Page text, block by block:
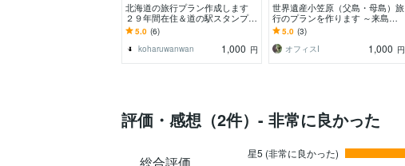
北海道の旅行プラン作成します
２９年間在住＆道の駅スタンプ完
全制覇の私に任せてください
5.0 (6)
koharuwanwan
1,000 円
世界遺産小笠原（父島・母島）旅
行のプランを作ります ～来島回
数15回のヘビーリピーターが作り
ます～
5.0 (3)
オフィスI
1,000 円
評価・感想（2件）- 非常に良かった
星5 (非常に良かった)